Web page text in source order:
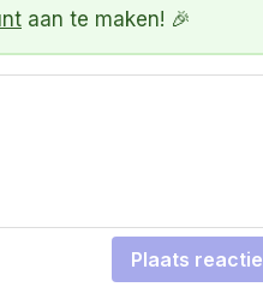
aan te maken! 🎉
Plaats reactie